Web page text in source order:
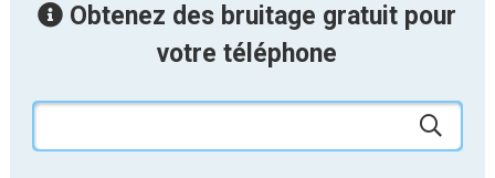
Obtenez des bruitage gratuit pour
votre téléphone